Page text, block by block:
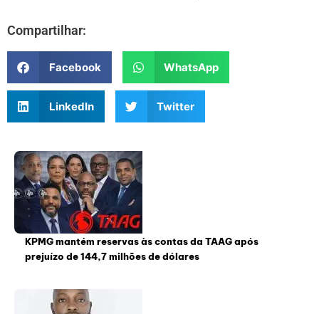
Compartilhar:
Facebook WhatsApp
LinkedIn Twitter
KPMG mantém reservas às contas da TAAG após
prejuízo de 144,7 milhões de dólares